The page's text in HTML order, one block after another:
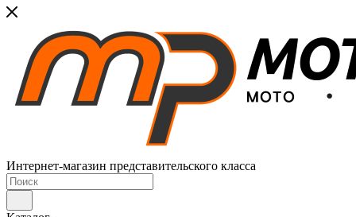
Интернет-магазин представительского класса